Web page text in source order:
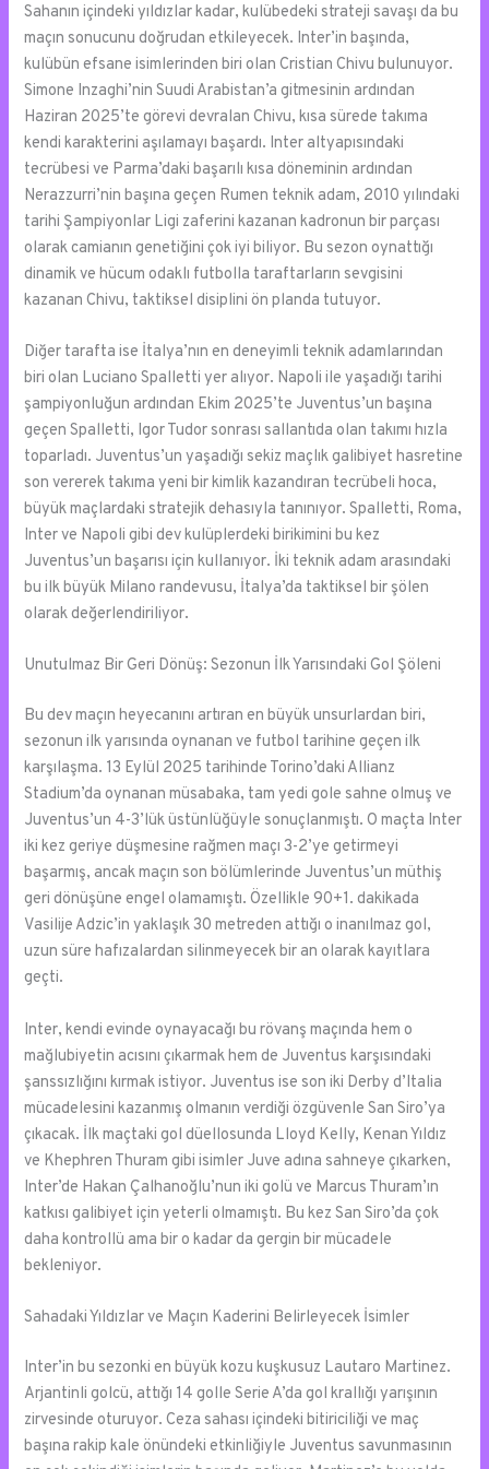
Sahanın içindeki yıldızlar kadar, kulübedeki strateji savaşı da bu
maçın sonucunu doğrudan etkileyecek. Inter’in başında,
kulübün efsane isimlerinden biri olan Cristian Chivu bulunuyor.
Simone Inzaghi’nin Suudi Arabistan’a gitmesinin ardından
Haziran 2025’te görevi devralan Chivu, kısa sürede takıma
kendi karakterini aşılamayı başardı. Inter altyapısındaki
tecrübesi ve Parma’daki başarılı kısa döneminin ardından
Nerazzurri’nin başına geçen Rumen teknik adam, 2010 yılındaki
tarihi Şampiyonlar Ligi zaferini kazanan kadronun bir parçası
olarak camianın genetiğini çok iyi biliyor. Bu sezon oynattığı
dinamik ve hücum odaklı futbolla taraftarların sevgisini
kazanan Chivu, taktiksel disiplini ön planda tutuyor.
Diğer tarafta ise İtalya’nın en deneyimli teknik adamlarından
biri olan Luciano Spalletti yer alıyor. Napoli ile yaşadığı tarihi
şampiyonluğun ardından Ekim 2025’te Juventus’un başına
geçen Spalletti, Igor Tudor sonrası sallantıda olan takımı hızla
toparladı. Juventus’un yaşadığı sekiz maçlık galibiyet hasretine
son vererek takıma yeni bir kimlik kazandıran tecrübeli hoca,
büyük maçlardaki stratejik dehasıyla tanınıyor. Spalletti, Roma,
Inter ve Napoli gibi dev kulüplerdeki birikimini bu kez
Juventus’un başarısı için kullanıyor. İki teknik adam arasındaki
bu ilk büyük Milano randevusu, İtalya’da taktiksel bir şölen
olarak değerlendiriliyor.
Unutulmaz Bir Geri Dönüş: Sezonun İlk Yarısındaki Gol Şöleni
Bu dev maçın heyecanını artıran en büyük unsurlardan biri,
sezonun ilk yarısında oynanan ve futbol tarihine geçen ilk
karşılaşma. 13 Eylül 2025 tarihinde Torino’daki Allianz
Stadium’da oynanan müsabaka, tam yedi gole sahne olmuş ve
Juventus’un 4-3’lük üstünlüğüyle sonuçlanmıştı. O maçta Inter
iki kez geriye düşmesine rağmen maçı 3-2’ye getirmeyi
başarmış, ancak maçın son bölümlerinde Juventus’un müthiş
geri dönüşüne engel olamamıştı. Özellikle 90+1. dakikada
Vasilije Adzic’in yaklaşık 30 metreden attığı o inanılmaz gol,
uzun süre hafızalardan silinmeyecek bir an olarak kayıtlara
geçti.
Inter, kendi evinde oynayacağı bu rövanş maçında hem o
mağlubiyetin acısını çıkarmak hem de Juventus karşısındaki
şanssızlığını kırmak istiyor. Juventus ise son iki Derby d’Italia
mücadelesini kazanmış olmanın verdiği özgüvenle San Siro’ya
çıkacak. İlk maçtaki gol düellosunda Lloyd Kelly, Kenan Yıldız
ve Khephren Thuram gibi isimler Juve adına sahneye çıkarken,
Inter’de Hakan Çalhanoğlu’nun iki golü ve Marcus Thuram’ın
katkısı galibiyet için yeterli olmamıştı. Bu kez San Siro’da çok
daha kontrollü ama bir o kadar da gergin bir mücadele
bekleniyor.
Sahadaki Yıldızlar ve Maçın Kaderini Belirleyecek İsimler
Inter’in bu sezonki en büyük kozu kuşkusuz Lautaro Martinez.
Arjantinli golcü, attığı 14 golle Serie A’da gol krallığı yarışının
zirvesinde oturuyor. Ceza sahası içindeki bitiriciliği ve maç
başına rakip kale önündeki etkinliğiyle Juventus savunmasının